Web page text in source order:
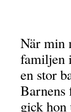
När min
familjen
en stor
Barnens
gick hon